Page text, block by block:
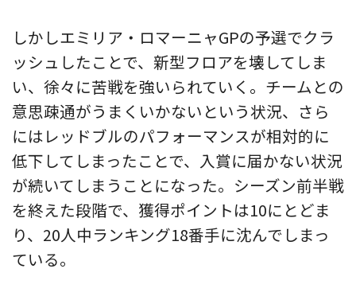
しかしエミリア・ロマーニャGPの予選でクラ
ッシュしたことで、新型フロアを壊してしま
い、徐々に苦戦を強いられていく。チームとの
意思疎通がうまくいかないという状況、さら
にはレッドブルのパフォーマンスが相対的に
低下してしまったことで、入賞に届かない状況
が続いてしまうことになった。シーズン前半戦
を終えた段階で、獲得ポイントは10にとどま
り、20人中ランキング18番手に沈んでしまっ
ている。